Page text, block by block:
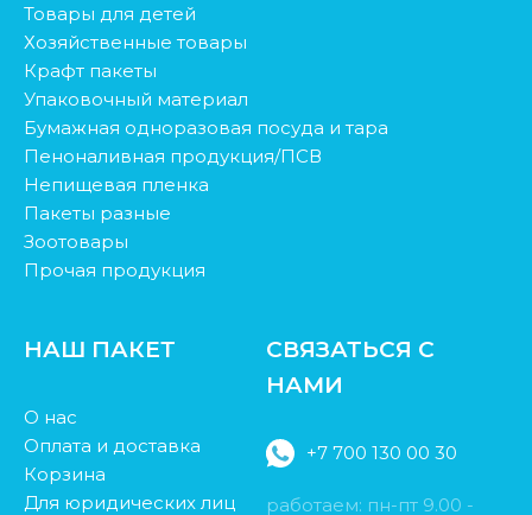
Товары для детей
Хозяйственные товары
Крафт пакеты
Упаковочный материал
Бумажная одноразовая посуда и тара
Пеноналивная продукция/ПСВ
Непищевая пленка
Пакеты разные
Зоотовары
Прочая продукция
НАШ ПАКЕТ
О нас
Оплата и доставка
Корзина
Для юридических лиц
СВЯЗАТЬСЯ С
НАМИ
+7 700 130 00 30
работаем: пн-пт 9.00 -